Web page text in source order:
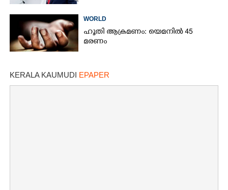
WORLD
ഹൂതി ആക്രമണം: യെമനിൽ 45
മരണം
KERALA KAUMUDI EPAPER